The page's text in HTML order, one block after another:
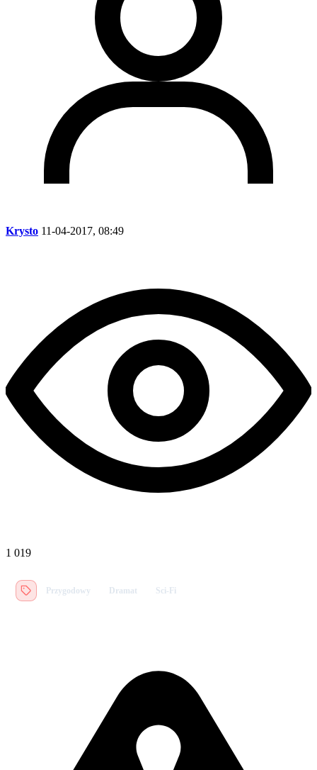
Krysto 11-04-2017, 08:49
1 019
Przygodowy Dramat Sci-Fi